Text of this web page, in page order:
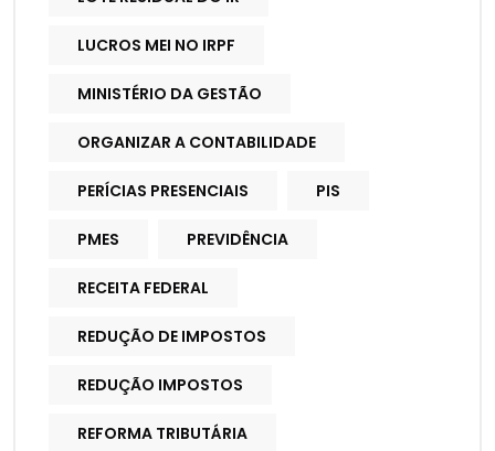
LUCROS MEI NO IRPF
MINISTÉRIO DA GESTÃO
ORGANIZAR A CONTABILIDADE
PERÍCIAS PRESENCIAIS PIS
PMES PREVIDÊNCIA
RECEITA FEDERAL
REDUÇÃO DE IMPOSTOS
REDUÇÃO IMPOSTOS
REFORMA TRIBUTÁRIA